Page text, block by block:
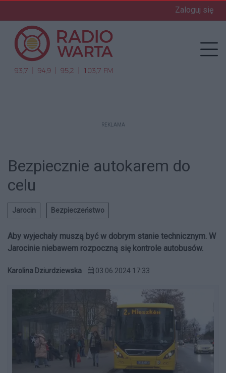
Zaloguj się
REKLAMA
Bezpiecznie autokarem do
celu
Jarocin Bezpieczeństwo
Aby wyjechały muszą być w dobrym stanie technicznym. W
Jarocinie niebawem rozpoczną się kontrole autobusów.
Karolina Dziurdziewska 03.06.2024 17:33